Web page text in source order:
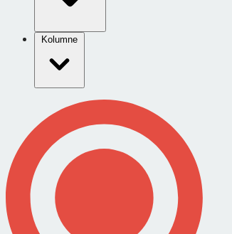
Kolumne